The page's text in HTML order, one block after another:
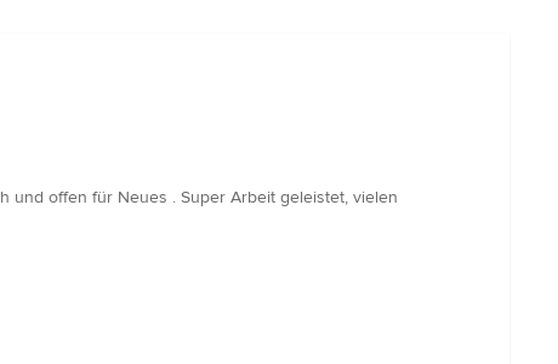
und offen für Neues . Super Arbeit geleistet, vielen